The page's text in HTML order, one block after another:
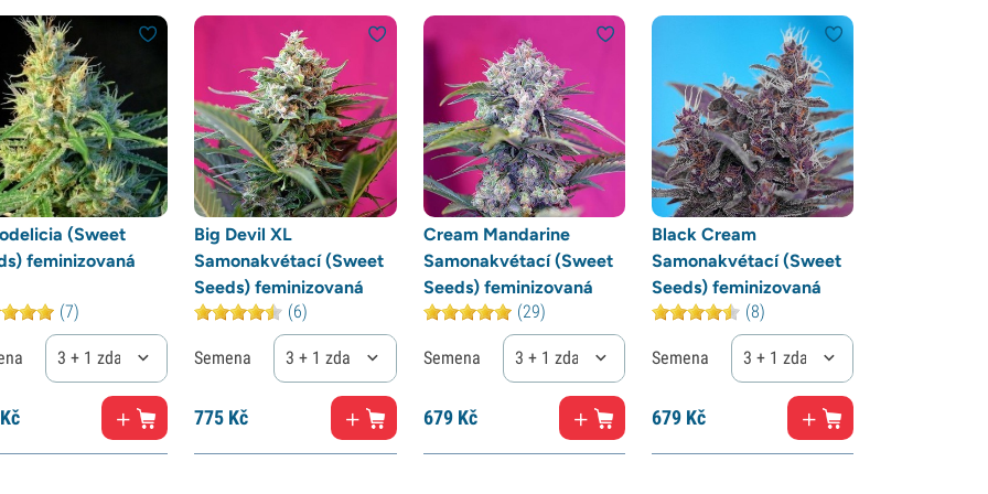
(Sweet
feminizovaná
(7)
3 + 1 zdarma
Kč
Big Devil XL
Samonakvétací (Sweet
Seeds) feminizovaná
(6)
Semena 3 + 1 zdarma
775 Kč
Cream Mandarine
Samonakvétací (Sweet
Seeds) feminizovaná
(29)
Semena 3 + 1 zdarma
679Kč
Black Cream
Samonakvétací (Sweet
Seeds) feminizovaná
(8)
Semena 3 + 1 zdarma
679Kč